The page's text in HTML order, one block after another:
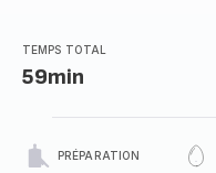
TEMPS TOTAL
59min
PRÉPARATION